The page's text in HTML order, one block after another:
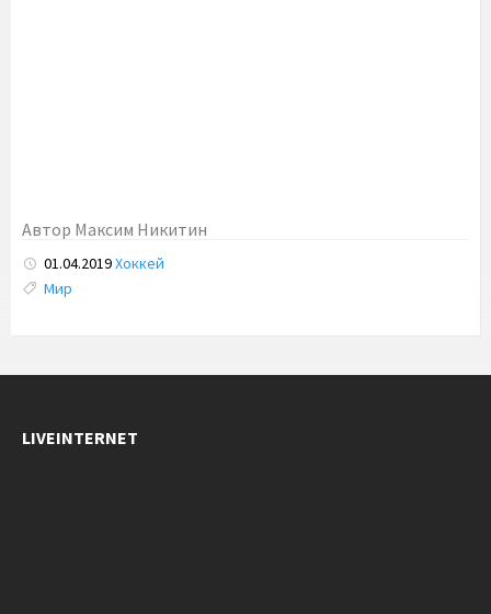
Автор Максим Никитин
01.04.2019Хоккей
Tags:
Мир
LIVEINTERNET